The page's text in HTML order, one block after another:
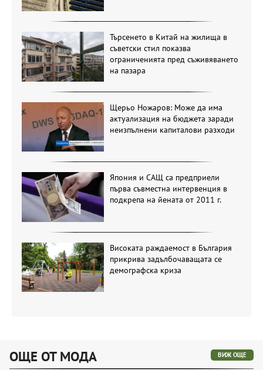
Търсенето в Китай на жилища в
съветски стил показва
ограниченията пред съживяването
на пазара
Щерьо Ножаров: Може да има
актуализация на бюджета заради
неизпълнени капиталови разходи
Япония и САЩ са предприели
първа съвместна интервенция в
подкрепа на йената от 2011 г.
Високата раждаемост в България
прикрива задълбочаващата се
демографска криза
ОЩЕ ОТ МОДА ВИЖ ОЩЕ